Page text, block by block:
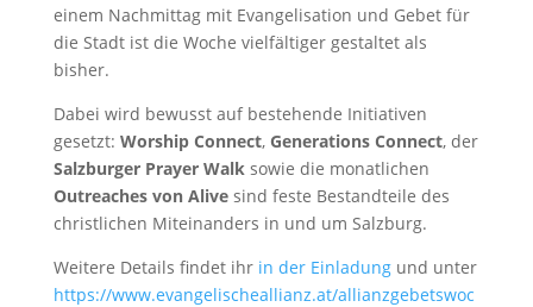
einem Nachmittag mit Evangelisation und Gebet für
die Stadt ist die Woche vielfältiger gestaltet als
bisher.
Dabei wird bewusst auf bestehende Initiativen
gesetzt: Worship Connect, Generations Connect, der
Salzburger Prayer Walksowie die monatlichen
Outreaches von Alivesind feste Bestandteile des
christlichen Miteinanders in und um Salzburg.
Weitere Details findet ihr in der Einladungund unter
https://www.evangelischeallianz.at/allianzgebetswoc